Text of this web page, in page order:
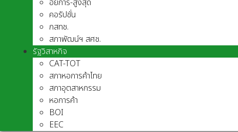
อัยการ-สูงสุด
คอรัปชั่น
กสทช.
สภาพัฒน์ฯ สศช.
รัฐวิสาหกิจ
CAT-TOT
สภาหอการค้าไทย
สภาอุตสาหกรรม
หอการค้า
BOI
EEC